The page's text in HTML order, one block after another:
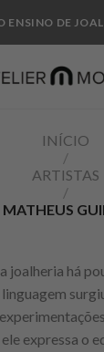
ENSINO DE
INÍCIO
/
ARTISTAS
/
MATHEUS
joalheria há
expressa o